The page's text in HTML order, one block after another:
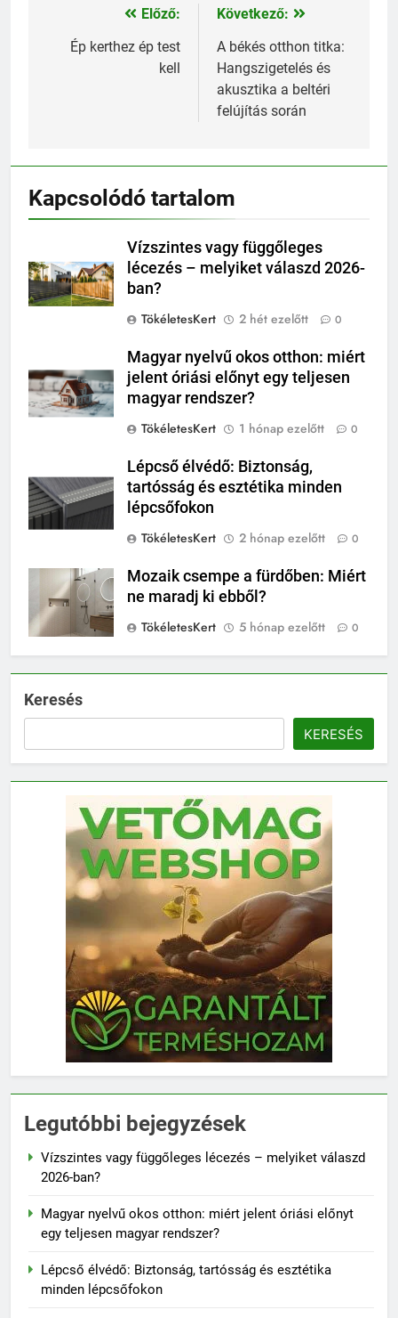
Bejegyzés
navigáció
Előző:
Ép kerthez ép test
kell
Következő:
A békés otthon titka:
Hangszigetelés és
akusztika a beltéri
felújítás során
Kapcsolódó tartalom
Vízszintes vagy függőleges
lécezés – melyiket válaszd 2026-
ban?
TökéletesKert
2 hét ezelőtt 0
Magyar nyelvű okos otthon: miért
jelent óriási előnyt egy teljesen
magyar rendszer?
TökéletesKert
1 hónap ezelőtt 0
Lépcső élvédő: Biztonság,
tartósság és esztétika minden
lépcsőfokon
TökéletesKert
2 hónap ezelőtt 0
Mozaik csempe a fürdőben: Miért
ne maradj ki ebből?
TökéletesKert
5 hónap ezelőtt 0
Keresés
KERESÉS
Legutóbbi bejegyzések
Vízszintes vagy függőleges lécezés – melyiket válaszd
2026-ban?
Magyar nyelvű okos otthon: miért jelent óriási előnyt
egy teljesen magyar rendszer?
Lépcső élvédő: Biztonság, tartósság és esztétika
minden lépcsőfokon